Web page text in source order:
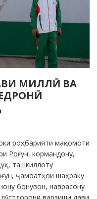
МИЛЛӢ ВА
роҳбарияти мақомоти
Роғун, кормандону,
ташкиллоту
ҷамоатҳои шаҳраку
бонувон, наврасону